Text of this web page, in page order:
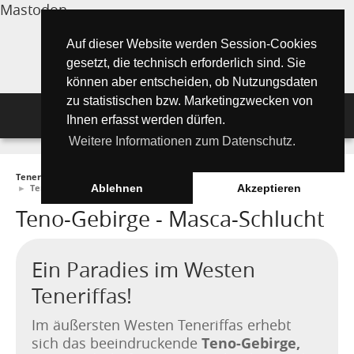
Auf dieser Website werden Session-Cookies
gesetzt, die technisch erforderlich sind. Sie
können aber entscheiden, ob Nutzungsdaten
zu statistischen bzw. Marketingzwecken von
Ihnen erfasst werden dürfen.
Weitere Informationen zum Datenschutz.
Ablehnen Akzeptieren
Mastodon
Navigation
Aktuelle Artikel ►
Tipps für Urlauber
"Must See" - Orte
Umwelt & Natur
Geschichte & Geschichten
Tipps für Urlauber
Must See Orte
Santa Cruz de Tenerife
Teno-Gebirge - Masca
Playa de las Teresitas
Playa de las Américas
Wandern auf Teneriffa
Masca-Schlucht
Kontakte für Notfälle
Wissenswertes
El Drago Milenario
Fauna
Orte und Regionen
Bezirke (Municipios)
Fuerteventura
Teneriffa Inselmagazin ONLINE
► Teno-Gebirge - Masca
Teno-Gebirge - Masca-Schlucht
Ein Paradies im Westen
Teneriffas!
Im äußersten Westen Teneriffas erhebt
sich das beeindruckende Teno-Gebirge,